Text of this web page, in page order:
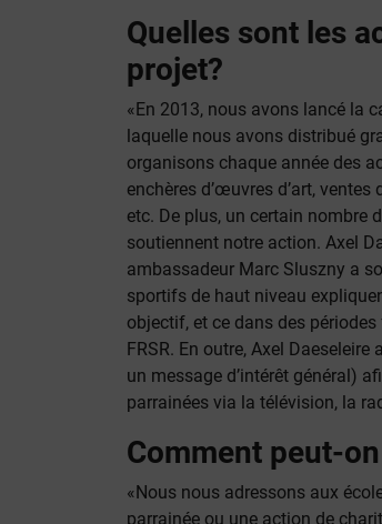
Quelles sont les
projet?
«En 2013, nous avons lancé la
laquelle nous avons distribué
organisons chaque année des
enchères d’œuvres d’art,
etc. De plus, un certain nombre
soutiennent notre action. Axel
ambassadeur Marc Sluszny a
sportifs de haut niveau
objectif, et ce dans des
FRSR. En outre, Axel
un message d’intérêt général)
parrainées via la télévision, la
Comment peut-
«Nous nous adressons aux
parrainée ou une action de